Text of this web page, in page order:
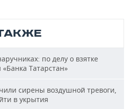
по делу о взятке
Татарстан»
сирены воздушной тревоги,
в укрытия